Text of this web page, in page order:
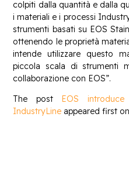
colpiti dalla quantità e dalla
i materiali e i processi
strumenti basati su EOS
ottenendo le proprietà
intende utilizzare questo
piccola scala di strumenti
collaborazione con EOS”.
The post EOS introduce
IndustryLine appeared first on